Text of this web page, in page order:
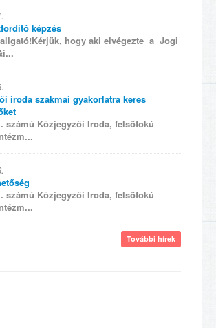
képzés
hogy aki elvégezte a Jogi
iroda szakmai gyakorlatra keres
számú Közjegyzői Iroda, felsőfokú
számú Közjegyzői Iroda, felsőfokú
További hírek